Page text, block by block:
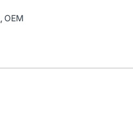
,OEM